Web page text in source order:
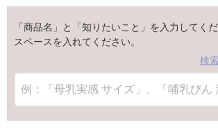
「商品名」と「知りたいこと」を入力してく
スペースを入れてください。
検